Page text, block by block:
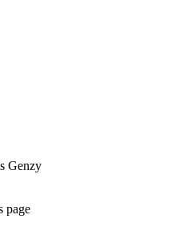
Genzy
page